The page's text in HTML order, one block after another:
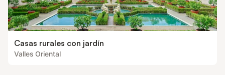
Casas rurales con jardín
Valles Oriental